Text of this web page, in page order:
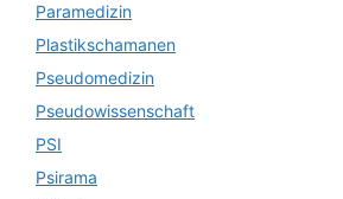
Paramedizin
Plastikschamanen
Pseudomedizin
Pseudowissenschaft
PSI
Psirama